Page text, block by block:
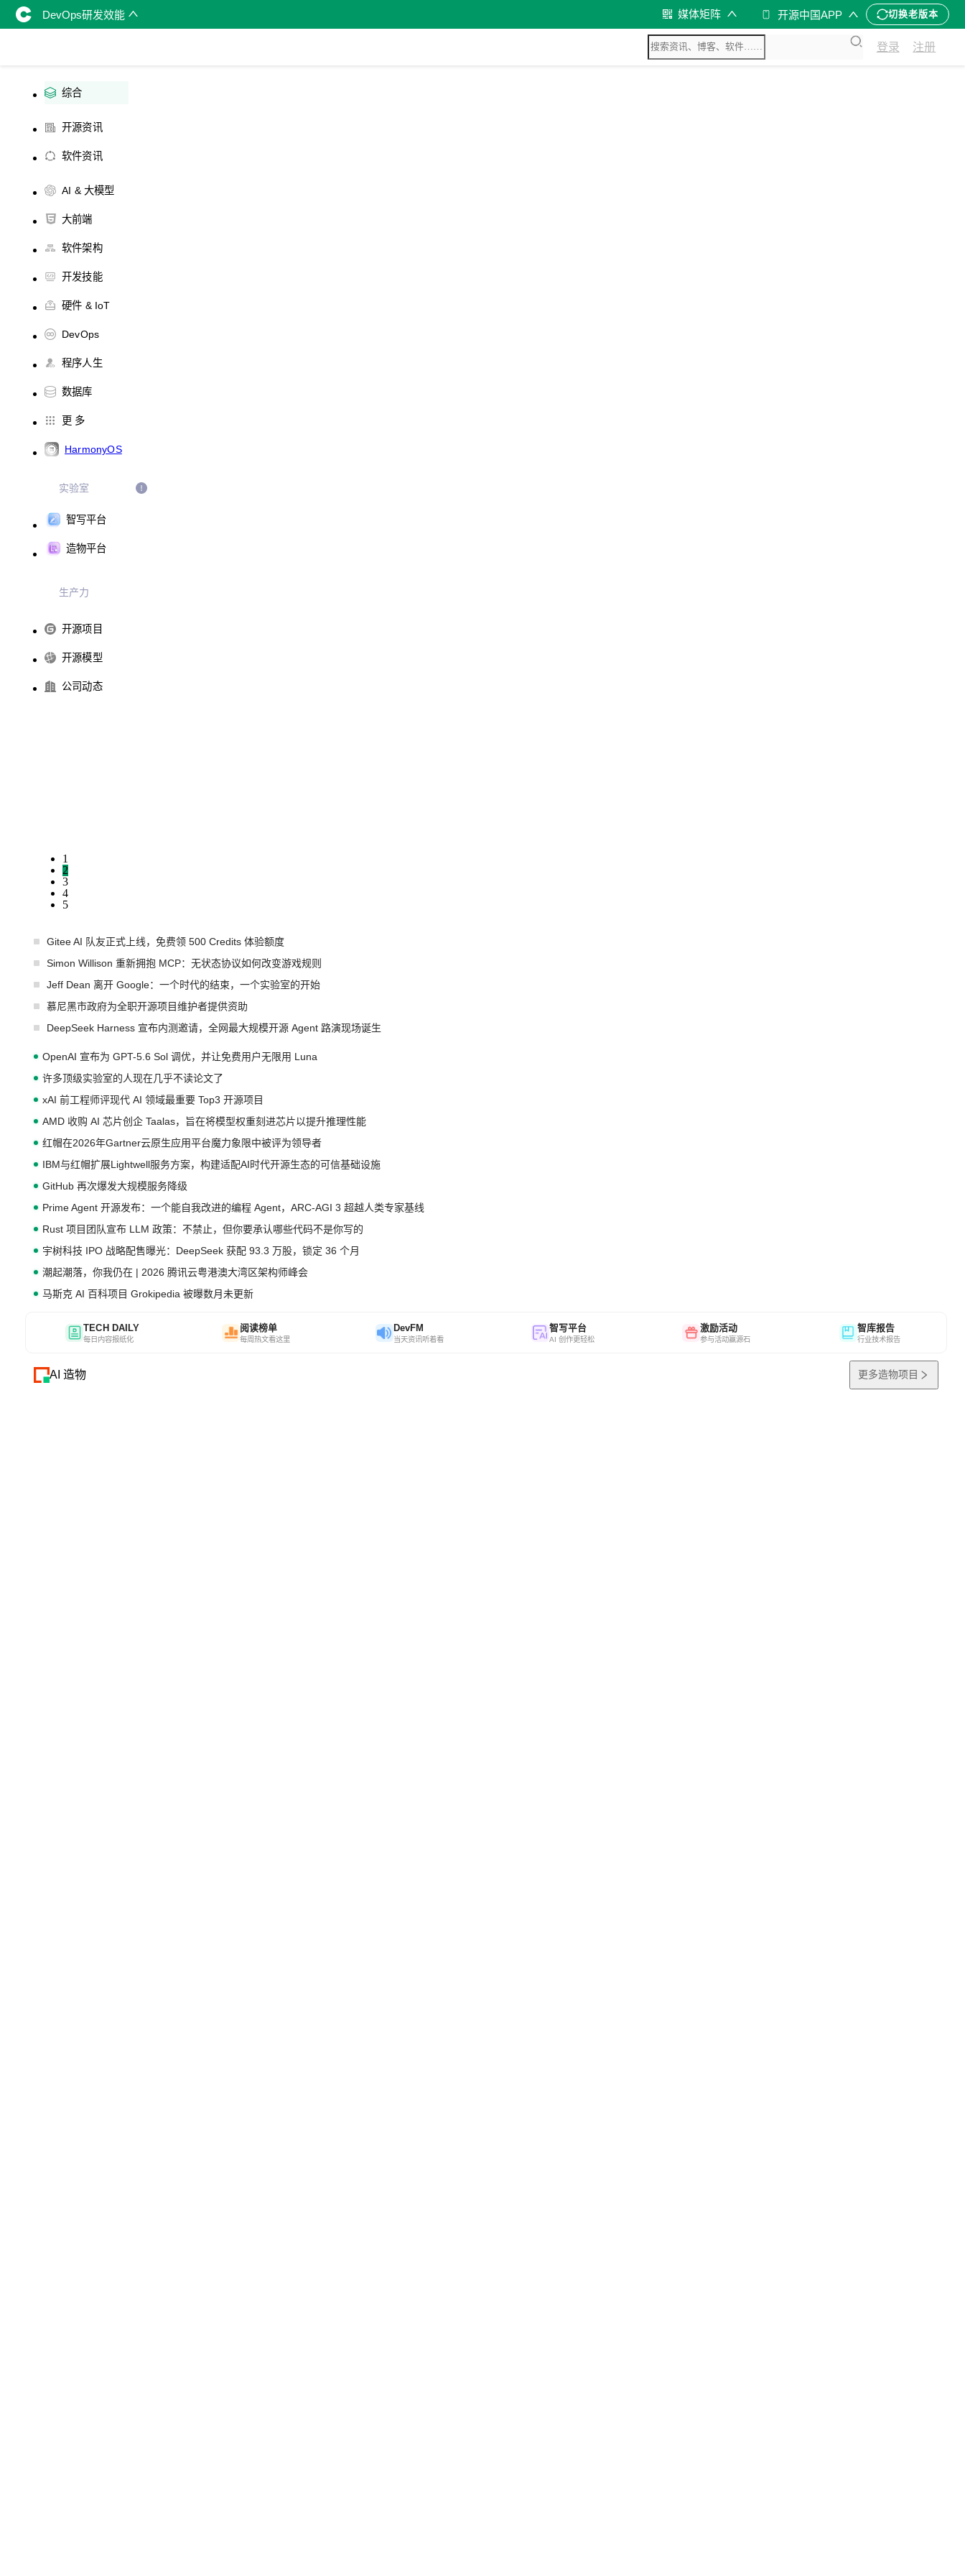
DevOps研发效能 媒体矩阵 开源中国APP 切换老版本
登录 注册
综合
开源资讯
软件资讯
AI & 大模型
大前端
软件架构
开发技能
硬件 & IoT
DevOps
程序人生
数据库
更 多
HarmonyOS
实验室
智写平台
造物平台
生产力
开源项目
开源模型
公司动态
1
2
3
4
5
Gitee AI 队友正式上线，免费领 500 Credits 体验额度
Simon Willison 重新拥抱 MCP：无状态协议如何改变游戏规则
Jeff Dean 离开 Google：一个时代的结束，一个实验室的开始
慕尼黑市政府为全职开源项目维护者提供资助
DeepSeek Harness 宣布内测邀请，全网最大规模开源 Agent 路演现场诞生
OpenAI 宣布为 GPT-5.6 Sol 调优，并让免费用户无限用 Luna
许多顶级实验室的人现在几乎不读论文了
xAI 前工程师评现代 AI 领域最重要 Top3 开源项目
AMD 收购 AI 芯片创企 Taalas，旨在将模型权重刻进芯片以提升推理性能
红帽在2026年Gartner云原生应用平台魔力象限中被评为领导者
IBM与红帽扩展Lightwell服务方案，构建适配AI时代开源生态的可信基础设施
GitHub 再次爆发大规模服务降级
Prime Agent 开源发布：一个能自我改进的编程 Agent，ARC-AGI 3 超越人类专家基线
Rust 项目团队宣布 LLM 政策：不禁止，但你要承认哪些代码不是你写的
宇树科技 IPO 战略配售曝光：DeepSeek 获配 93.3 万股，锁定 36 个月
潮起潮落，你我仍在 | 2026 腾讯云粤港澳大湾区架构师峰会
马斯克 AI 百科项目 Grokipedia 被曝数月未更新
TECH DAILY
每日内容报纸化
阅读榜单
每周热文看这里
DevFM
当天资讯听着看
智写平台
AI 创作更轻松
激励活动
参与活动赢源石
智库报告
行业技术报告
AI 造物 更多造物项目